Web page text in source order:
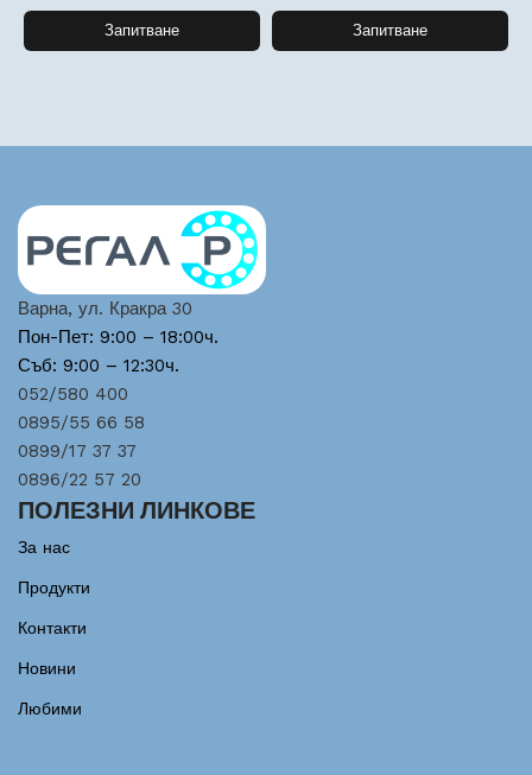
Запитване Запитване
Варна, ул. Кракра 30
Пон-Пет: 9:00 – 18:00ч.
Съб: 9:00 – 12:30ч.
052/580 400
0895/55 66 58
0899/17 37 37
0896/22 57 20
ПОЛЕЗНИ ЛИНКОВЕ
За нас
Продукти
Контакти
Новини
Любими